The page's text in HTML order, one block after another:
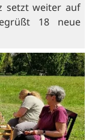
setzt weiter auf
18 neue